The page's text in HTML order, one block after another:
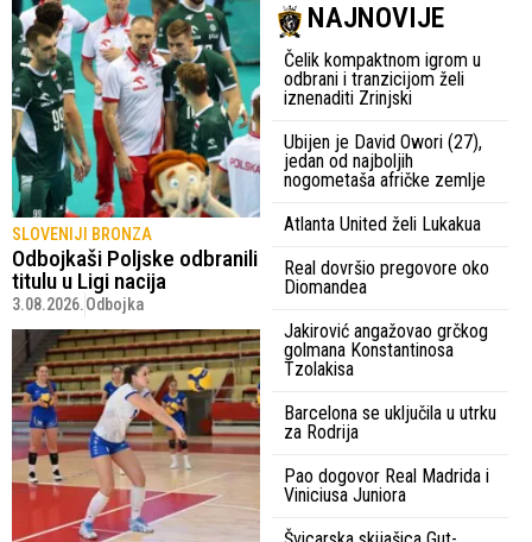
SLOVENIJI BRONZA
Odbojkaši Poljske odbranili
titulu u Ligi nacija
3.08.2026.Odbojka
NAJNOVIJE
Čelik kompaktnom igrom u
odbrani i tranzicijom želi
iznenaditi Zrinjski
Ubijen je David Owori (27),
jedan od najboljih
nogometaša afričke zemlje
Atlanta United želi Lukakua
Real dovršio pregovore oko
Diomandea
Jakirović angažovao grčkog
golmana Konstantinosa
Tzolakisa
Barcelona se uključila u utrku
za Rodrija
Pao dogovor Real Madrida i
Viniciusa Juniora